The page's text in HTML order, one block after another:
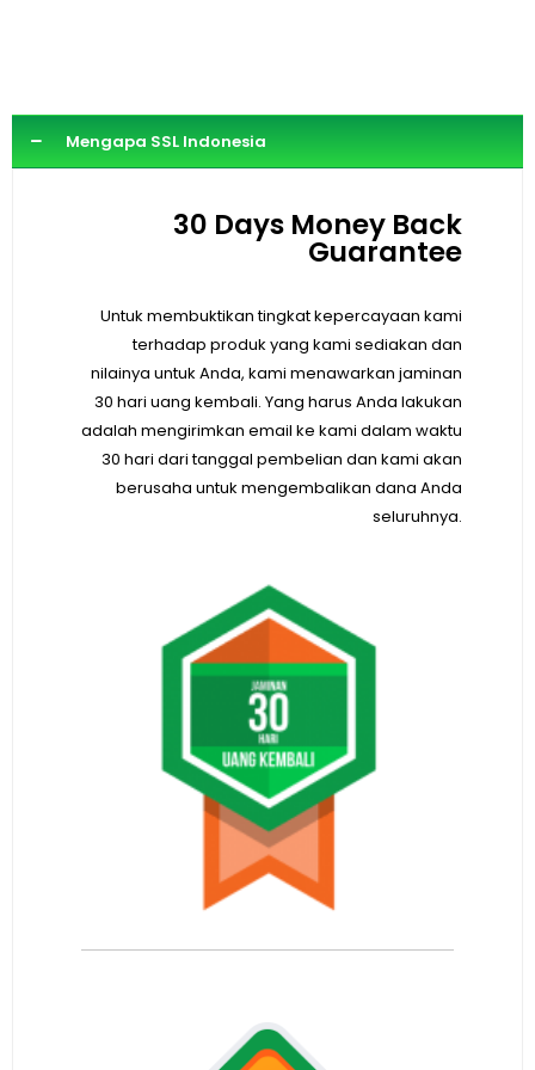
Mengapa SSL Indonesia
30 Days Money Back
Guarantee
Untuk membuktikan tingkat kepercayaan kami
terhadap produk yang kami sediakan dan
nilainya untuk Anda, kami menawarkan jaminan
30 hari uang kembali. Yang harus Anda lakukan
adalah mengirimkan email ke kami dalam waktu
30 hari dari tanggal pembelian dan kami akan
berusaha untuk mengembalikan dana Anda
seluruhnya.